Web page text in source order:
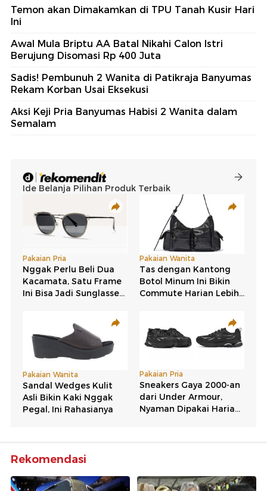
Temon akan Dimakamkan di TPU Tanah Kusir Hari
Ini
Awal Mula Briptu AA Batal Nikahi Calon Istri
Berujung Disomasi Rp 400 Juta
Sadis! Pembunuh 2 Wanita di Patikraja Banyumas
Rekam Korban Usai Eksekusi
Aksi Keji Pria Banyumas Habisi 2 Wanita dalam
Semalam
Rekomendasi